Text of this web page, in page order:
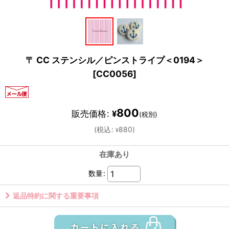
〒 CC ステンシル／ピンストライプ＜0194＞
[CC0056]
販売価格: ¥800(税別)
(税込: ¥880)
在庫あり
数量:
返品特約に関する重要事項